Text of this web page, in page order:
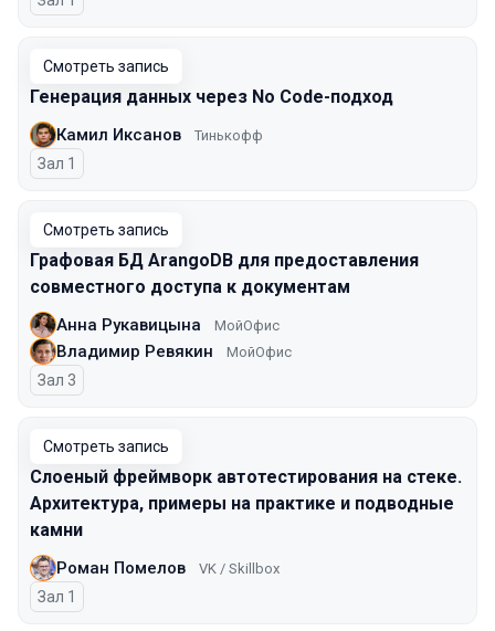
Смотреть запись
Генерация данных через No Code-подход
Камил Иксанов Тинькофф
Зал 1
Смотреть запись
Графовая БД ArangoDB для предоставления
совместного доступа к документам
Анна Рукавицына МойОфис
Владимир Ревякин МойОфис
Зал 3
Смотреть запись
Слоеный фреймворк автотестирования на стеке.
Архитектура, примеры на практике и подводные
камни
Роман Помелов VK / Skillbox
Зал 1